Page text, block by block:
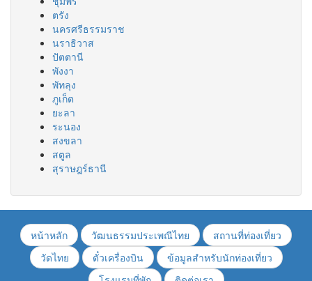
ตรัง
นครศรีธรรมราช
นราธิวาส
ปัตตานี
พังงา
พัทลุง
ภูเก็ต
ยะลา
ระนอง
สงขลา
สตูล
สุราษฎร์ธานี
หน้าหลัก วัฒนธรรมประเพณีไทย
สถานที่ท่องเที่ยว
วัดไทย
ตั๋วเครื่องบิน
ข้อมูลสำหรับนักท่องเที่ยว